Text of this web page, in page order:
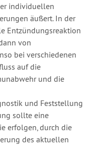
individuellen
äußert. In der
Entzündungsreaktion
von
bei verschiedenen
auf die
und die
und Feststellung
sollte eine
erfolgen, durch die
des aktuellen